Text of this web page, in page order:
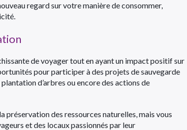
regard sur votre manière de consommer,
de voyager tout en ayant un impact positif sur
pour participer à des projets de sauvegarde
d’arbres ou encore des actions de
préservation des ressources naturelles, mais vous
et des locaux passionnés par leur